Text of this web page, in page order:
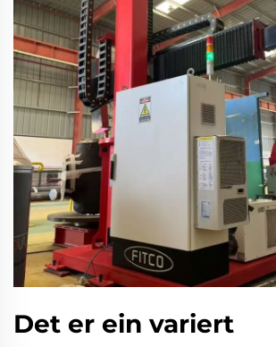
Det er ein variert